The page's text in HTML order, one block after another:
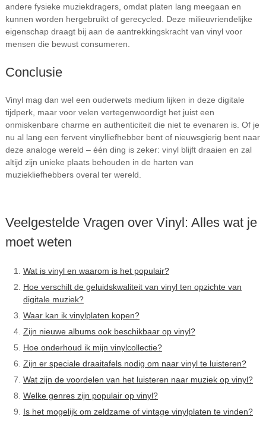
andere fysieke muziekdragers, omdat platen lang meegaan en
kunnen worden hergebruikt of gerecycled. Deze milieuvriendelijke
eigenschap draagt bij aan de aantrekkingskracht van vinyl voor
mensen die bewust consumeren.
Conclusie
Vinyl mag dan wel een ouderwets medium lijken in deze digitale
tijdperk, maar voor velen vertegenwoordigt het juist een
onmiskenbare charme en authenticiteit die niet te evenaren is. Of je
nu al lang een fervent vinylliefhebber bent of nieuwsgierig bent naar
deze analoge wereld – één ding is zeker: vinyl blijft draaien en zal
altijd zijn unieke plaats behouden in de harten van
muziekliefhebbers overal ter wereld.
Veelgestelde Vragen over Vinyl: Alles wat je
moet weten
Wat is vinyl en waarom is het populair?
Hoe verschilt de geluidskwaliteit van vinyl ten opzichte van
digitale muziek?
Waar kan ik vinylplaten kopen?
Zijn nieuwe albums ook beschikbaar op vinyl?
Hoe onderhoud ik mijn vinylcollectie?
Zijn er speciale draaitafels nodig om naar vinyl te luisteren?
Wat zijn de voordelen van het luisteren naar muziek op vinyl?
Welke genres zijn populair op vinyl?
Is het mogelijk om zeldzame of vintage vinylplaten te vinden?